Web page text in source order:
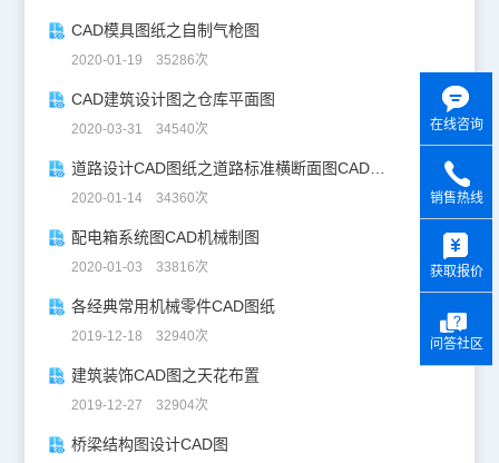
CAD模具图纸之自制气枪图
2020-01-19 35286次
CAD建筑设计图之仓库平面图
2020-03-31 34540次
道路设计CAD图纸之道路标准横断面图CAD图纸
2020-01-14 34360次
配电箱系统图CAD机械制图
2020-01-03 33816次
各经典常用机械零件CAD图纸
2019-12-18 32940次
建筑装饰CAD图之天花布置
2019-12-27 32904次
桥梁结构图设计CAD图
在线咨询
销售热线
获取报价
问答社区